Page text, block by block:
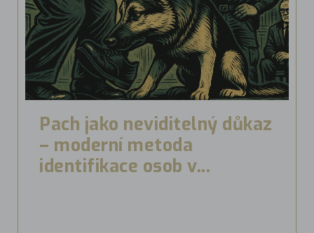
Pach jako neviditelný důkaz
– moderní metoda
identifikace osob v...